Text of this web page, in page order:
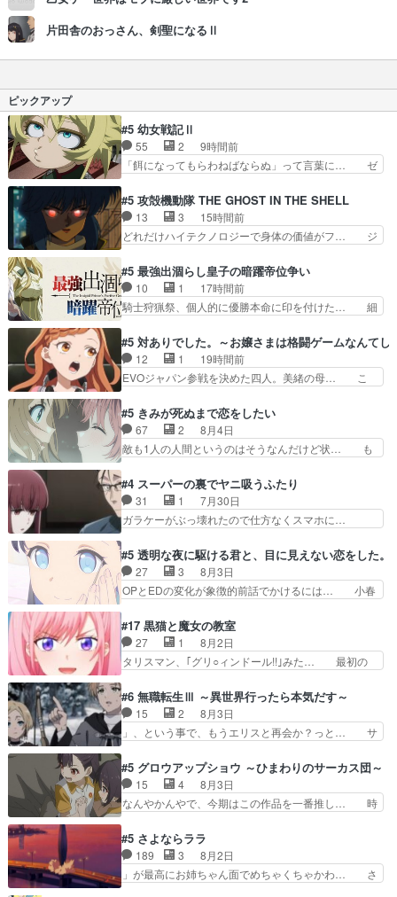
片田舎のおっさん、剣聖になるⅡ
ピックアップ
#5 幼女戦記Ⅱ
55 2
9時間前
「餌になってもらわねばならぬ」って言葉に… ゼ
感ある戦闘描写とギャグ今週の『有能な… 知識が
必要なセリフや描写が大好き『アンド… ターニャ
の直属の上司になったのは僅かな希… 負ける戦争
が無理ゲー化していくのが面白い… ゼートゥーワ
東部に左遷ターニャにとって… ターニャのリアク
ションというかころころ表… もうどうしようも無
いのわかってるのに見続…
#5 攻殻機動隊 THE GHOST IN THE SHELL
13 3
15時間前
どれだけハイテクノロジーで身体の価値がフ… ジ
コマだいぶ理性持ち始めた。この世界の… 原作読
んだのもう何年も前なのに、覚えてる… コイルの
汚職を突き止めるべくバトーの指導… やまとん1
号はどこの部分で使うのだろう？… 日本とロシア
primevideoで視聴しまし… 前回同様『イノセン
ス』を含む押井・神山版… 第５話「EPISODEラ
ストの母親の気持…
#5 最強出涸らし皇子の暗躍帝位争い
10 1
17時間前
騎士狩猟祭、個人的に優勝本命に印を付けた… 細
ナがチートすぎる笑アルは最初から自分… プラネ
ット・ウィズ展開アツいな「騎士狩猟… 麦茶どこ
ろかタイトル通り麦茶の出涸らしぐ… 第５話を
ABEMAで視聴しました。視聴に… 復讐に燃える
が“萌え”なのでこの娘が皇帝… ウサギ好きそうな
王女殿下がかわいい。幼馴… ついに始まった狩猟
祭。エルナの活躍で上位…
#5 対ありでした。～お嬢さまは格闘ゲームなんてし
12 1
19時間前
EVOジャパン参戦を決めた四人。美緒の母… こ
目は気品溢れてるのに中身は…美緒ママ… テー
マ：格ゲー大会に行くには？感想は、美… 大会を
前に格ゲー熱が高まる一方、百合の本… 東京で開
催される格ゲー大会に参加すること… Japanに向
めに東京へ!/でも観光よ… 旅の支度全部やってく
れる先輩、なんだかん… 第５話をｄアニメストア
で視聴しました。視…
#5 きみが死ぬまで恋をしたい
67 2
8月4日
敵も1人の人間というのはそうなんだけど状… も
を人間に戻して欲しいでも自分達が代わ… ご視聴
ありがとうございました見るたびに切… 誰かと思
ったらちゅー先輩か。しれっと相方… 第５話感
想：コ□した相手にも家族や…､戦… つらい回
ナとミミも可愛かった2人の関係… 確かに相手に
も家族や大切な人はいるけど、… 白シャツが作業
着みたいなもんなんですかね…
#4 スーパーの裏でヤニ吸うふたり
31 1
7月30日
ガラケーがぶっ壊れたので仕方なくスマホに…
はり出オチ感が否めず、エピソードの打率… 田山
さんが佐々木さんに沼っていく…こんな… 佐々木
さん、腕フェチなんですね笑最近まじ… 佐々木が
ガラケーからスマホに変えるって、… もうドラマ
ゃわない？佐々木さんの優しさ… 先行で見た時よ
り2人のやり取りに癒しを感… ABEMA版の7〜8
話佐々木が実年齢以上…
#5 透明な夜に駆ける君と、目に見えない恋をした。
27 3
8月3日
OPとEDの変化が象徴的前話でかけるには… 小春
か、こんな風に見えてるのかぁ。かける… 完全な
両片思いになりましたねぇ…OPとE… 余計な物
は描かず白く靄がかった小春ちゃん… 光も感じな
い完全な盲目なんやね…おめかし… 母役に能登さ
も描かれていて良かった本当… 股に海豚を挟み水
上バスでの会話を反芻…恋… OPEDとも無人バー
ジョンから主人公２人…
#17 黒猫と魔女の教室
27 1
8月2日
タリスマン、｢グリ○ィンドール!!｣みた… 最初の
ホントスピカが大好きだよね。ツン… 一等級ポテ
ンシャルのアリアちゃん可愛くて… そういや、ア
リアは能力は最上級のくせに、… とうとうアリア
と直接競う場がきたこれまで… 毎度ながらのスピ
マン趣味ダダ漏れで好き… 期末試験が始まろうと
しておりスピカは対策… 能力鑑定胸像タリスマン
氏容姿も評価してし…
#6 無職転生Ⅲ ～異世界行ったら本気だす～
15 2
8月3日
」、という事で、もうエリスと再会か？っと… サ
関係の清算が粛々と進められているサラ… サラと
の関係に対して完全に「昔の女」とし… ルーシー
にデレるルディが完全に親バカで微… サラとは会
ってほしいちゃんとした別れ方し… サラは未練0
キャラモヤモヤする別れ方だ… 役で出演させてい
ただきました！よろしくお… 毎クールメインヒロ
インを好きになっちゃう…
#5 グロウアップショウ ～ひまわりのサーカス団～
15 4
8月3日
なんやかんやで、今期はこの作品を一番推し… 時
愛すぎるな楠木ともりちゃんのね… デフォルメさ
れた表情が特に多かったのが印… 葵＆茜の回も良
きでした。あの証拠写真、ひ… 互いが互いのこと
を想っているのにすれ違っ… 第５話をｄアニメス
#5 さよならララ
189 3
8月2日
」が最高にお姉ちゃん面でめちゃくちゃかわ… さ